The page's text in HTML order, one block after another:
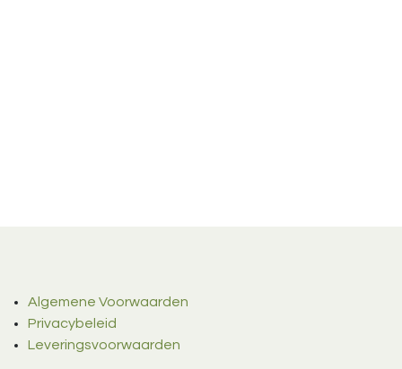
Algemene Voorwaarden
Privacybeleid
Leveringsvoorwaarden